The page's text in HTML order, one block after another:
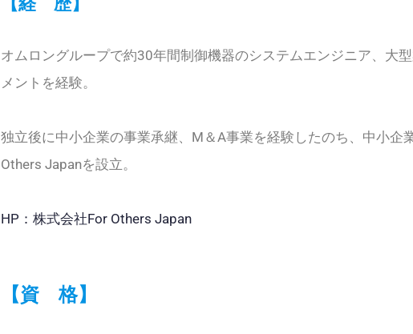
オムロングループで約30年間制御機器のシステムエンジニア、大
メントを経験。
独立後に中小企業の事業承継、M＆A事業を経験したのち、中小企
Others Japanを設立。
HP：株式会社For Others Japan
【資 格】